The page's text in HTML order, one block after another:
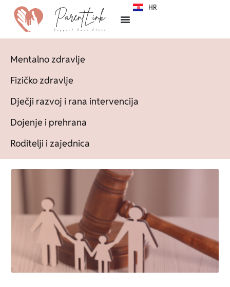
HR
SR
Mentalno zdravlje
Fizičko zdravlje
Dječji razvoj i rana intervencija
Dojenje i prehrana
Roditelji i zajednica